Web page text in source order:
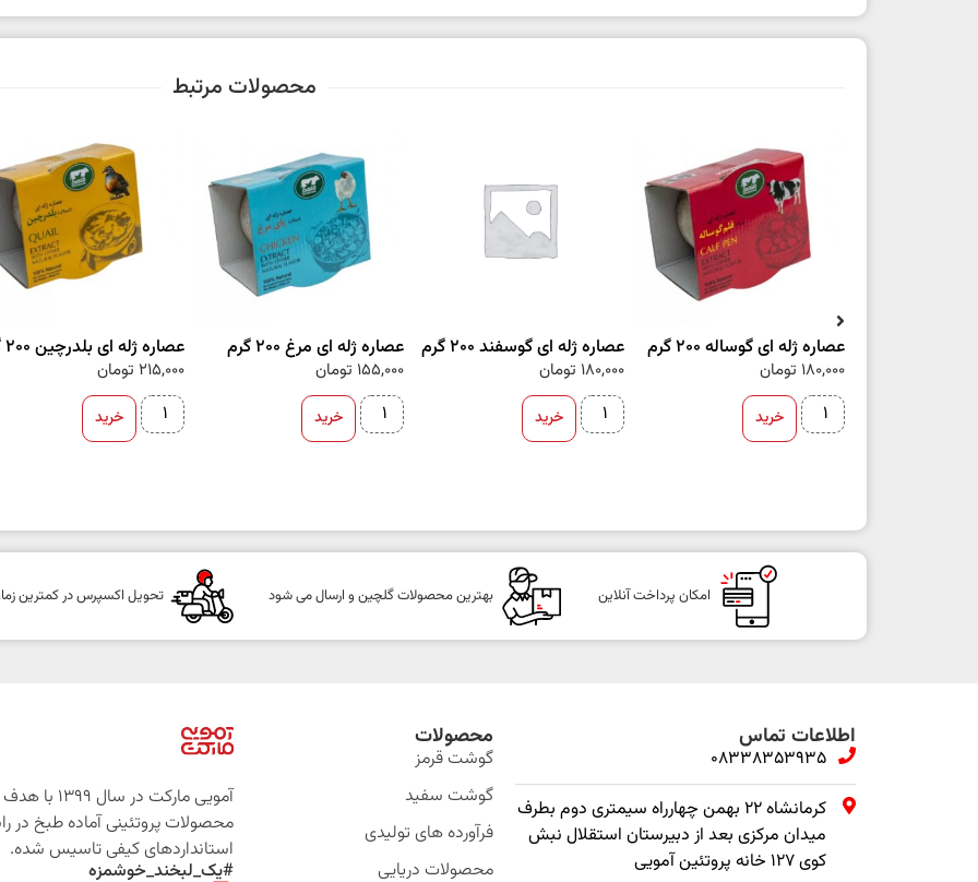
محصولات مرتبط
عصاره ژله ای گوساله 200 گرم
180,000 تومان
خرید
عصاره ژله ای گوسفند 200 گرم
180,000 تومان
خرید
عصاره ژله ای مرغ 200 گرم
155,000 تومان
خرید
عصاره ژله ای بلدرچین 200 گرم
215,000 تومان
خرید
امکان پرداخت آنلاین بهترین محصولات گلچین و ارسال می شود تحویل اکسپرس در کمترین
اطلاعات تماس
08338353935
کرمانشاه ۲۲ بهمن چهارراه سیمتری دوم بطرف
میدان مرکزی بعد از دبیرستان استقلال نبش
کوی ۱۲۷ خانه پروتئین آمویی
محصولات
گوشت قرمز
گوشت سفید
فرآورده های تولیدی
محصولات دریایی
آمویی مارکت در سال
محصولات پروتئینی آماده طبخ در
استانداردهای کیفی تاسیس شده.
#یک_لبخند_خوشمزه